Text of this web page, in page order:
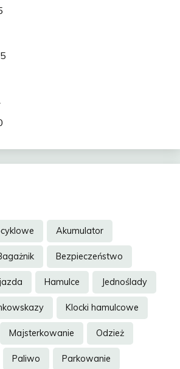
Akumulator
Bezpieczeństwo
Hamulce Jednoślady
Klocki hamulcowe
Majsterkowanie Odzież
Paliwo Parkowanie